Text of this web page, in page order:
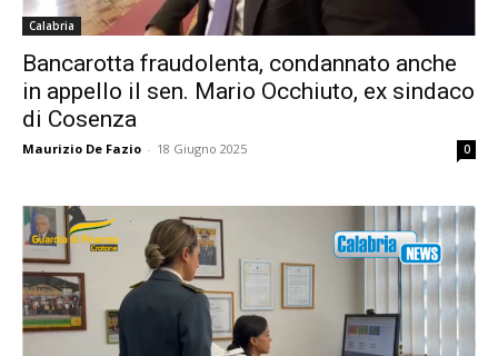
Calabria
Bancarotta fraudolenta, condannato anche
in appello il sen. Mario Occhiuto, ex sindaco
di Cosenza
Maurizio De Fazio - 18 Giugno 2025 0